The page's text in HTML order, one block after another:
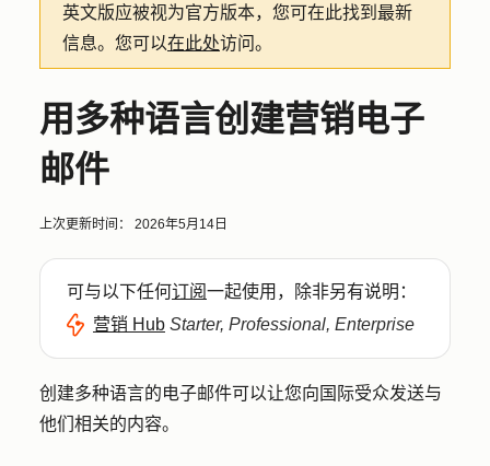
英文版应被视为官方版本，您可在此找到最新
信息。您可以在此处访问。
用多种语言创建营销电子
邮件
上次更新时间： 2026年5月14日
可与以下任何订阅一起使用，除非另有说明：
营销 Hub Starter, Professional, Enterprise
创建多种语言的电子邮件可以让您向国际受众发送与
他们相关的内容。